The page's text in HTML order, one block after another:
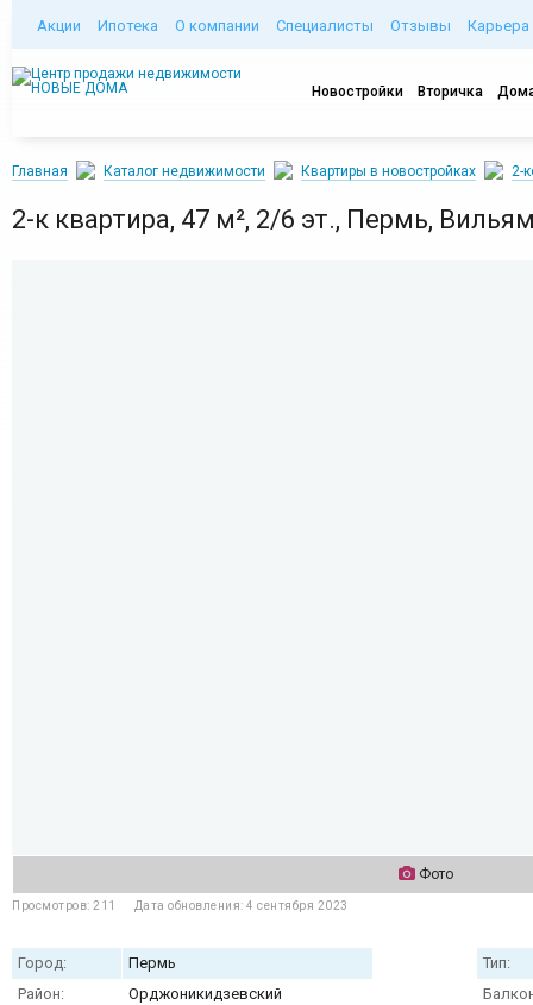
Акции Ипотека О компании Специалисты Отзывы Карьера
Новостройки Вторичка
Главная Каталог недвижимости Квартиры в новостройках 2-
2-к квартира, 47 м², 2/6 эт., Пермь,
Фото
Просмотров: 211 Дата обновления: 4 сентября 2023
Город:
Пермь
Район:
Орджоникидзевский
Тип: